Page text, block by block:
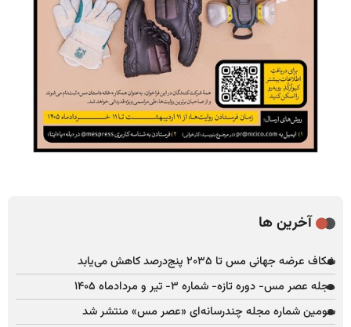
آخرین ها
شکاف عرضه جهانی مس تا ۲۰۳۵ پنج‌درصد کاهش می‌یابد
مجله عصر مس- دوره تازه- شماره ۳- تیر و مردادماه ۱۴۰۵
سومین شماره مجله چندرسانه‌ای «عصر مس» منتشر شد